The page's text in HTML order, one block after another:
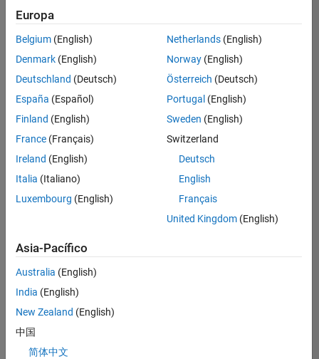
Guardar
empleos
seleccionados
No se
han
traducido
todos
los
empleos.
Busque
por
ubicación
todos
empleos
en su
zona.
Director, Software Pricing and Licensing Strategy
Europa
Belgium (English)
Denmark (English)
Deutschland (Deutsch)
España (Español)
Finland (English)
France (Français)
Ireland (English)
Italia (Italiano)
Luxembourg (English)
Netherlands(English)
Norway(English)
Österreich (Deutsch)
Portugal (English)
Sweden (English)
Switzerland
Deutsch
English
Français
United Kingdom(English)
Asia-Pacífico
Australia (English)
India (English)
New Zealand (English)
中国
简体中文